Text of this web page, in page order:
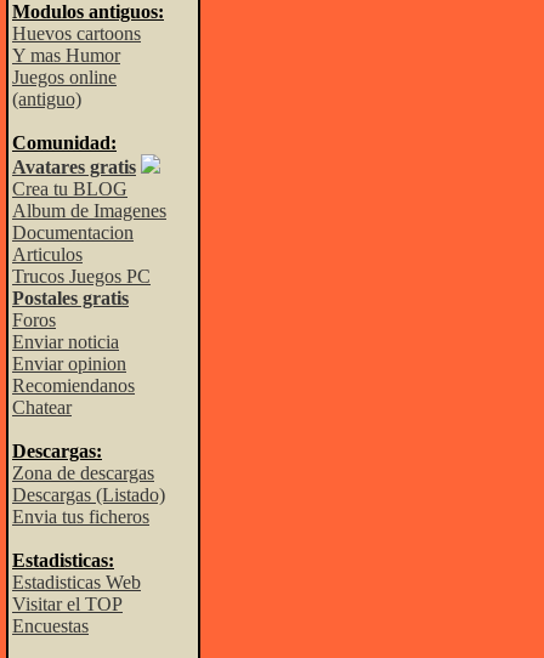
Modulos antiguos:
Huevos cartoons
Y mas Humor
Juegos online
(antiguo)
Comunidad:
Avatares gratis
Crea tu BLOG
Album de Imagenes
Documentacion
Articulos
Trucos Juegos PC
Postales gratis
Foros
Enviar noticia
Enviar opinion
Recomiendanos
Chatear
Descargas:
Zona de descargas
Descargas (Listado)
Envia tus ficheros
Estadisticas:
Estadisticas Web
Visitar el TOP
Encuestas